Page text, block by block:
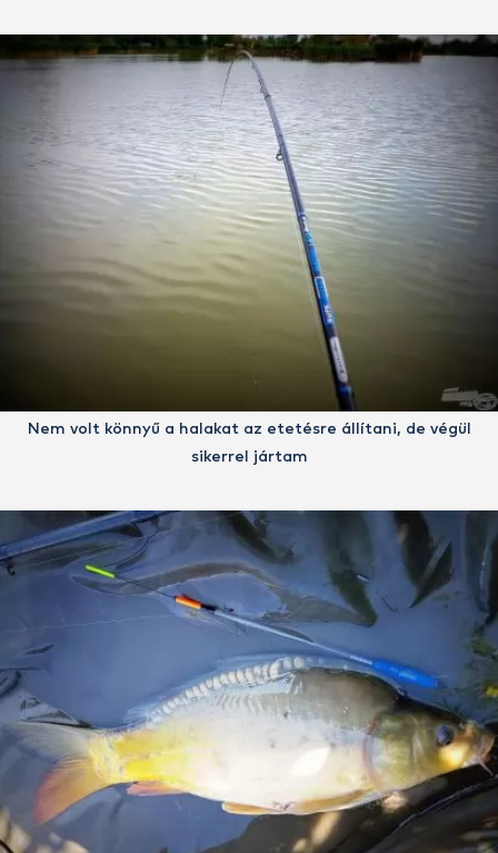
Nem volt könnyű a halakat az etetésre állítani, de végül
sikerrel jártam